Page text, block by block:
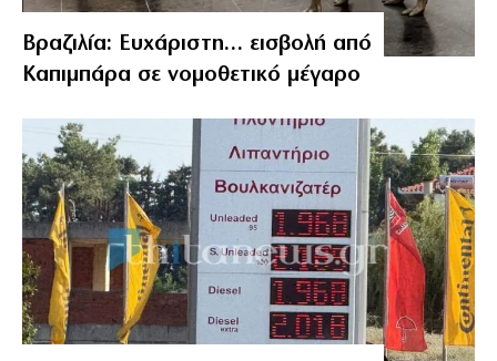
Βραζιλία: Ευχάριστη… εισβολή από
Καπιμπάρα σε νομοθετικό μέγαρο